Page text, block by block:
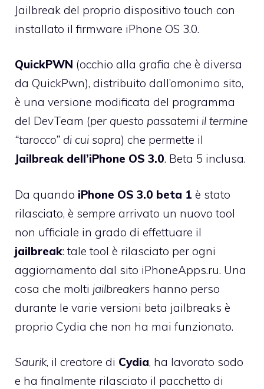
Jailbreak del proprio dispositivo touch con
installato il firmware iPhone OS 3.0.
QuickPWN (occhio alla grafia che è diversa
da QuickPwn), distribuito dall’omonimo sito,
è una versione modificata del programma
del DevTeam (per questo passatemi il termine
“tarocco” di cui sopra) che permette il
Jailbreak dell’iPhone OS 3.0. Beta 5 inclusa.
Da quando iPhone OS 3.0 beta 1 è stato
rilasciato, è sempre arrivato un nuovo tool
non ufficiale in grado di effettuare il
jailbreak: tale tool è rilasciato per ogni
aggiornamento dal sito iPhoneApps.ru. Una
cosa che molti jailbreakers hanno perso
durante le varie versioni beta jailbreaks è
proprio Cydia che non ha mai funzionato.
Saurik, il creatore di Cydia, ha lavorato sodo
e ha finalmente rilasciato il pacchetto di